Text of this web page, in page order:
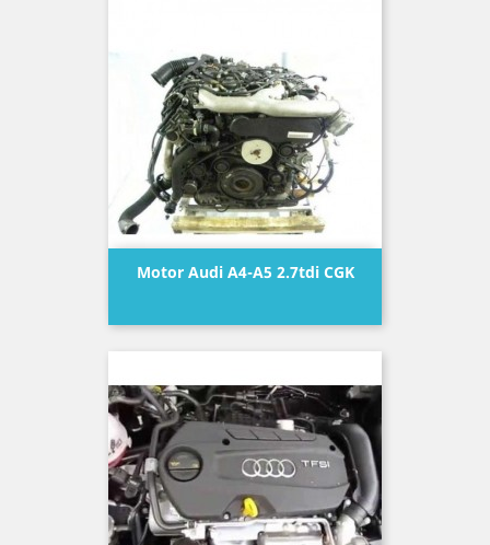
Motor Audi A4-A5 2.7tdi CGK